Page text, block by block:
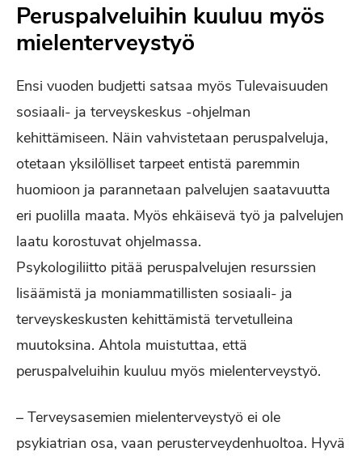
Peruspalveluihin kuuluu myös
mielenterveystyö
Ensi vuoden budjetti satsaa myös Tulevaisuuden
sosiaali- ja terveyskeskus -ohjelman
kehittämiseen. Näin vahvistetaan peruspalveluja,
otetaan yksilölliset tarpeet entistä paremmin
huomioon ja parannetaan palvelujen saatavuutta
eri puolilla maata. Myös ehkäisevä työ ja palvelujen
laatu korostuvat ohjelmassa.
Psykologiliitto pitää peruspalvelujen resurssien
lisäämistä ja moniammatillisten sosiaali- ja
terveyskeskusten kehittämistä tervetulleina
muutoksina. Ahtola muistuttaa, että
peruspalveluihin kuuluu myös mielenterveystyö.
– Terveysasemien mielenterveystyö ei ole
psykiatrian osa, vaan perusterveydenhuoltoa. Hyvä